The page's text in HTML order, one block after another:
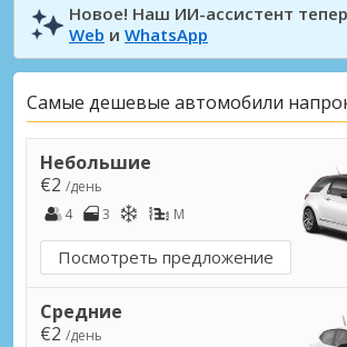
Новое! Наш ИИ-ассистент
Web и WhatsApp
Самые дешевые автомобили
Небольшие
€2 /день
4
3 M
Посмотреть предложение
Средние
€2 /день